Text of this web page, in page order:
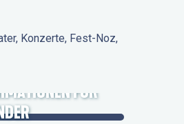
Konzerte, Fest-Noz,
FÜR